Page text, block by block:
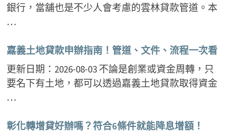
銀行，當舖也是不少人會考慮的雲林貸款管道。本
…
嘉義土地貸款申辦指南！管道、文件、流程一次看
更新日期：2026-08-03 不論是創業或資金周轉，只
要名下有土地，都可以透過嘉義土地貸款取得資金
…
彰化轉增貸好辦嗎？符合6條件就能降息增額！